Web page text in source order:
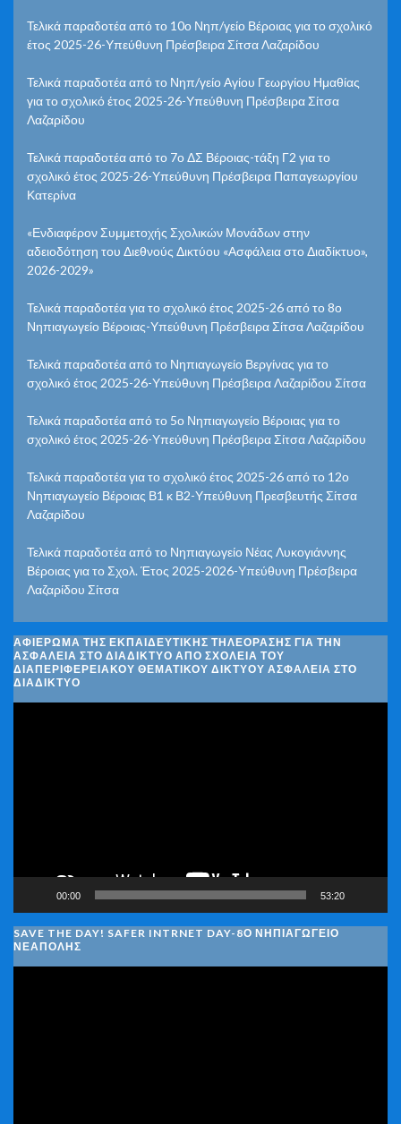
Τελικά παραδοτέα από το 10ο Νηπ/γείο Βέροιας για το σχολικό
έτος 2025-26-Υπεύθυνη Πρέσβειρα Σίτσα Λαζαρίδου
Τελικά παραδοτέα από το Νηπ/γείο Αγίου Γεωργίου Ημαθίας
για το σχολικό έτος 2025-26-Υπεύθυνη Πρέσβειρα Σίτσα
Λαζαρίδου
Τελικά παραδοτέα από το 7ο ΔΣ Βέροιας-τάξη Γ2 για το
σχολικό έτος 2025-26-Υπεύθυνη Πρέσβειρα Παπαγεωργίου
Κατερίνα
«Ενδιαφέρον Συμμετοχής Σχολικών Μονάδων στην
αδειοδότηση του Διεθνούς Δικτύου «Ασφάλεια στο Διαδίκτυο»,
2026-2029»
Τελικά παραδοτέα για το σχολικό έτος 2025-26 από το 8ο
Νηπιαγωγείο Βέροιας-Υπεύθυνη Πρέσβειρα Σίτσα Λαζαρίδου
Τελικά παραδοτέα από το Νηπιαγωγείο Βεργίνας για το
σχολικό έτος 2025-26-Υπεύθυνη Πρέσβειρα Λαζαρίδου Σίτσα
Τελικά παραδοτέα από το 5ο Νηπιαγωγείο Βέροιας για το
σχολικό έτος 2025-26-Υπεύθυνη Πρέσβειρα Σίτσα Λαζαρίδου
Τελικά παραδοτέα για το σχολικό έτος 2025-26 από το 12ο
Νηπιαγωγείο Βέροιας Β1 κ Β2-Υπεύθυνη Πρεσβευτής Σίτσα
Λαζαρίδου
Τελικά παραδοτέα από το Νηπιαγωγείο Νέας Λυκογιάννης
Βέροιας για το Σχολ. Έτος 2025-2026-Υπεύθυνη Πρέσβειρα
Λαζαρίδου Σίτσα
ΑΦΙΈΡΩΜΑ ΤΗΣ ΕΚΠΑΙΔΕΥΤΙΚΉΣ ΤΗΛΕΌΡΑΣΗΣ ΓΙΑ ΤΗΝ
ΑΣΦΆΛΕΙΑ ΣΤΟ ΔΙΑΔΊΚΤΥΟ ΑΠΌ ΣΧΟΛΕΊΑ ΤΟΥ
ΔΙΑΠΕΡΙΦΕΡΕΙΑΚΟΎ ΘΕΜΑΤΙΚΟΎ ΔΙΚΤΎΟΥ ΑΣΦΆΛΕΙΑ ΣΤΟ
ΔΙΑΔΊΚΤΥΟ
00:00 53:20
SAVE THE DAY! SAFER INTRNET DAY-8Ο ΝΗΠΙΑΓΩΓΕΙΟ
ΝΕΑΠΟΛΗΣ